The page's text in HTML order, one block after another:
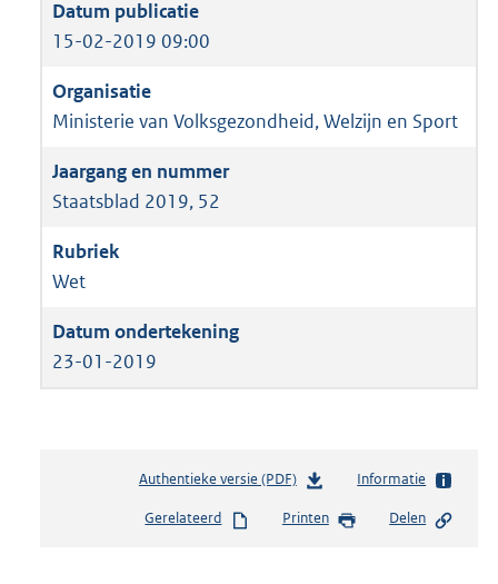
15-02-2019 09:00
Ministerie van Volksgezondheid, Welzijn en Sport
Staatsblad 2019, 52
Wet
23-01-2019
Authentieke versie (PDF)b
s
Informatie
Gerelateerd Printen Delen